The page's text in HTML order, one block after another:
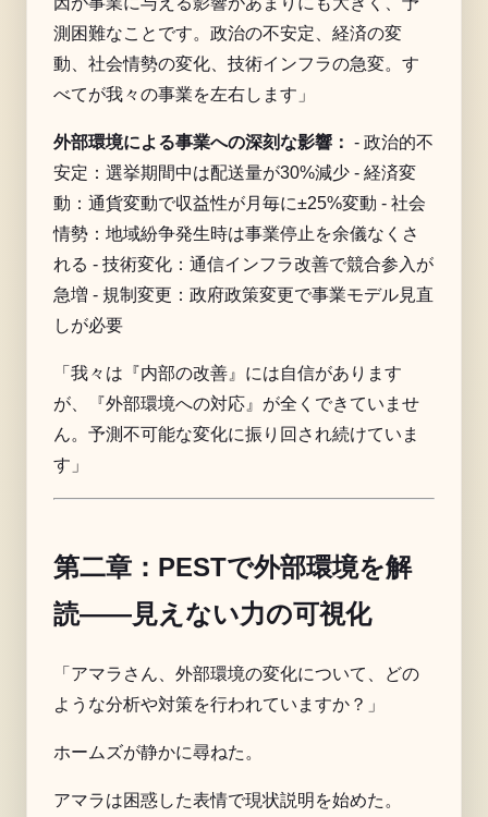
測困難なことです。政治の不安定、経済の変
動、社会情勢の変化、技術インフラの急変。す
べてが我々の事業を左右します」
外部環境による事業への深刻な影響： - 政治的不
安定：選挙期間中は配送量が30%減少 - 経済変
動：通貨変動で収益性が月毎に±25%変動 - 社会
情勢：地域紛争発生時は事業停止を余儀なくさ
れる - 技術変化：通信インフラ改善で競合参入が
急増 - 規制変更：政府政策変更で事業モデル見直
しが必要
「我々は『内部の改善』には自信があります
が、『外部環境への対応』が全くできていませ
ん。予測不可能な変化に振り回され続けていま
す」
第二章：PESTで外部環境を解
読——見えない力の可視化
「アマラさん、外部環境の変化について、どの
ような分析や対策を行われていますか？」
ホームズが静かに尋ねた。
アマラは困惑した表情で現状説明を始めた。